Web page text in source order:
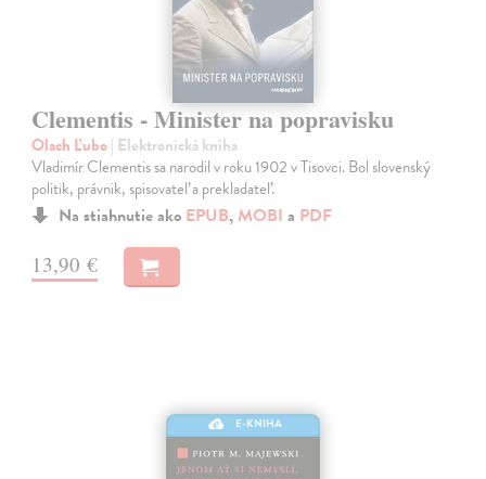
Clementis - Minister na popravisku
Olach Ľubo| Elektronická kniha
Vladimír Clementis sa narodil v roku 1902 v Tisovci. Bol slovenský
politik, právnik, spisovateľ a prekladateľ.
Na stiahnutie ako EPUB, MOBI a PDF
13,90 €
E-KNIHA